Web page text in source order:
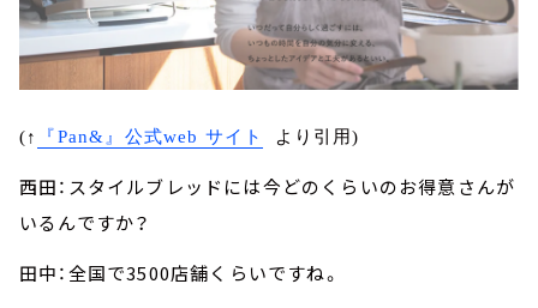
(↑ 『Pan&』公式web サイト より引用)
西田：スタイルブレッドには今どのくらいのお得意さんが
いるんですか？
田中：全国で3500店舗くらいですね。